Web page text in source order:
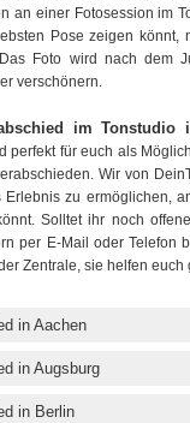
an einer Fotosession im
Pose zeigen könnt,
Foto wird nach dem
verschönern.
im Tonstudio
perfekt für euch als
Wir von
Erlebnis zu ermöglichen,
Solltet ihr noch
per E-Mail oder Telefon
Zentrale, sie helfen euch
in Aachen
in Augsburg
in Berlin